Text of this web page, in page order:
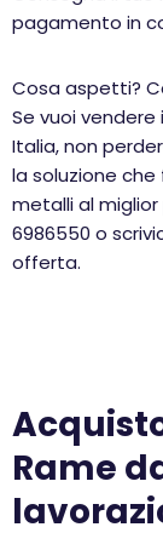
pagamento in
Cosa aspetti?
Se vuoi
Italia, non
la soluzione
metalli al
6986550 o
offerta.
Rame